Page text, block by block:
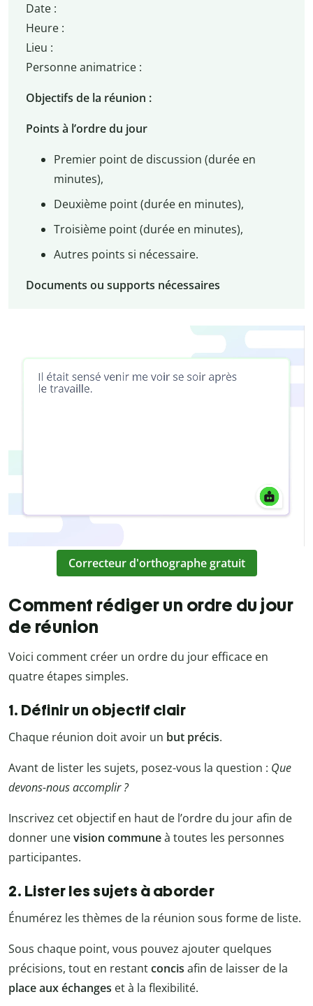
Date :
Heure :
Lieu :
Personne animatrice :
Objectifs de la réunion :
Points à l’ordre du jour
Premier point de discussion (durée en
minutes),
Deuxième point (durée en minutes),
Troisième point (durée en minutes),
Autres points si nécessaire.
Documents ou supports nécessaires
Correcteur d'orthographe gratuit
Comment rédiger un ordre du jour
de réunion
Voici comment créer un ordre du jour efficace en
quatre étapes simples.
1. Définir un objectif clair
Chaque réunion doit avoir un but précis.
Avant de lister les sujets, posez-vous la question : Que
devons-nous accomplir ?
Inscrivez cet objectif en haut de l’ordre du jour afin de
donner unevision communeà toutes les personnes
participantes.
2. Lister les sujets à aborder
Énumérez les thèmes de la réunion sous forme de liste.
Sous chaque point, vous pouvez ajouter quelques
précisions, tout en restantconcis afin de laisser de la
place aux échanges et à la flexibilité.